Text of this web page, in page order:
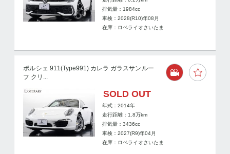
排気量：1984cc
車検：2028(R10)年08月
在庫：ロペライオさいたま
ポルシェ 911(Type991) カレラ ガラスサンルー
フ クリ...
SOLD OUT
年式：2014年
走行距離： 1.8万km
排気量：3436cc
車検：2027(R9)年04月
在庫：ロペライオさいたま